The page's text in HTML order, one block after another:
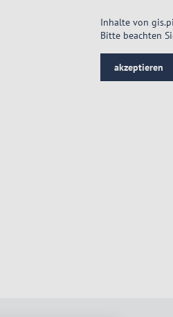
Inhalte von
Bitte beachten
akzeptieren